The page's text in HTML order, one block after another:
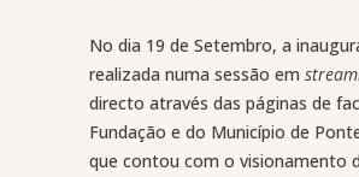
No dia 19 de Setembro, a
realizada numa sessão em
directo através das páginas de
Fundação e do Município de
que contou com o visionamento